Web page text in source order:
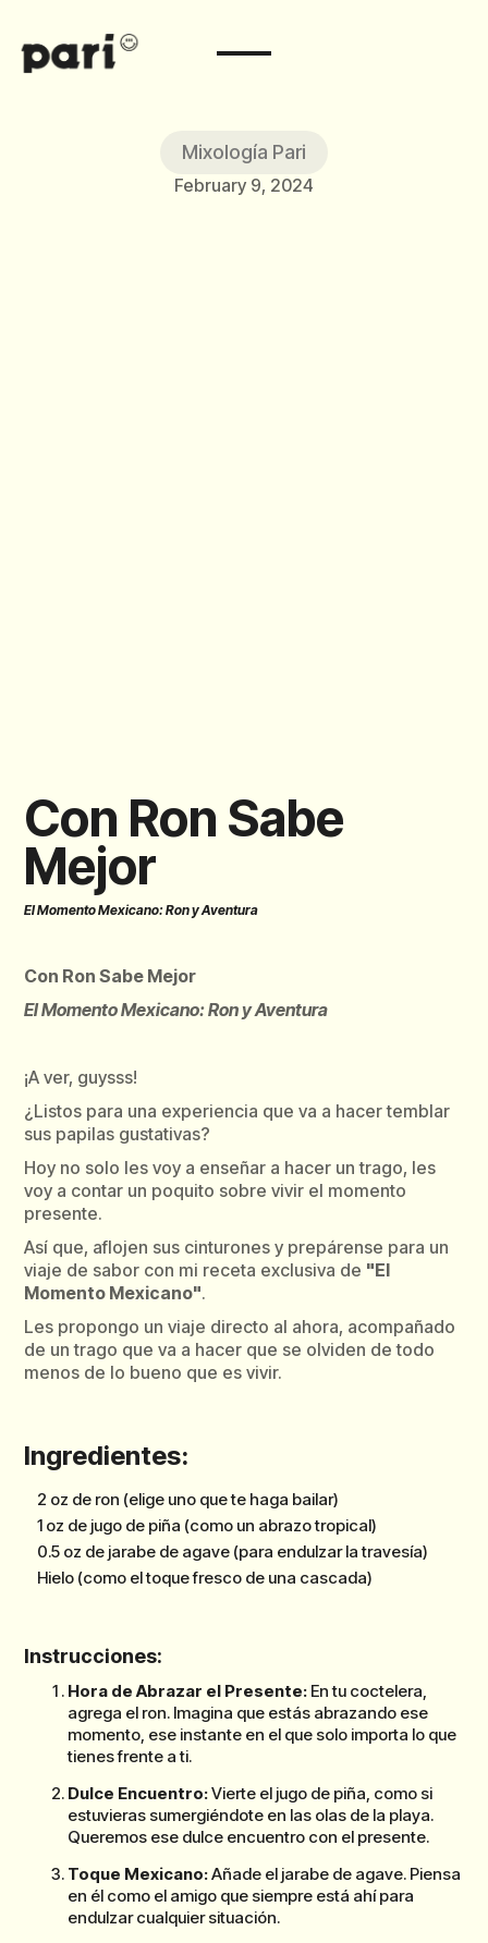
Mixología Pari
February 9, 2024
Con Ron Sabe
Mejor
El Momento Mexicano: Ron y Aventura
Con Ron Sabe Mejor
El Momento Mexicano: Ron y Aventura
¡A ver, guysss!
¿Listos para una experiencia que va a hacer temblar
sus papilas gustativas?
Hoy no solo les voy a enseñar a hacer un trago, les
voy a contar un poquito sobre vivir el momento
presente.
Así que, aflojen sus cinturones y prepárense para un
viaje de sabor con mi receta exclusiva de "El
Momento Mexicano".
Les propongo un viaje directo al ahora, acompañado
de un trago que va a hacer que se olviden de todo
menos de lo bueno que es vivir.
Ingredientes:
2 oz de ron (elige uno que te haga bailar)
1 oz de jugo de piña (como un abrazo tropical)
0.5 oz de jarabe de agave (para endulzar la travesía)
Hielo (como el toque fresco de una cascada)
Instrucciones:
Hora de Abrazar el Presente: En tu coctelera,
agrega el ron. Imagina que estás abrazando ese
momento, ese instante en el que solo importa lo que
tienes frente a ti.
Dulce Encuentro:Vierte el jugo de piña, como si
estuvieras sumergiéndote en las olas de la playa.
Queremos ese dulce encuentro con el presente.
Toque Mexicano:Añade el jarabe de agave. Piensa
en él como el amigo que siempre está ahí para
endulzar cualquier situación.